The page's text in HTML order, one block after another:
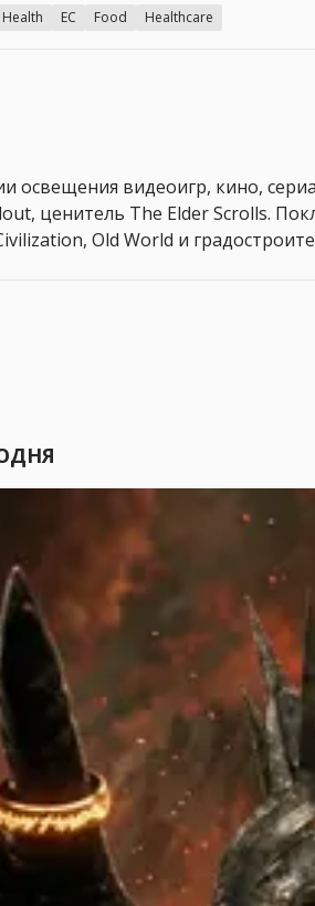
Health ЕС Food Healthcare
освещения видеоигр, кино,
ценитель The Elder Scrolls.
Old World и